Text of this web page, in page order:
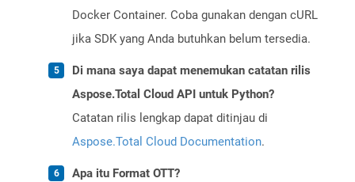
Docker Container. Coba gunakan dengan cURL
jika SDK yang Anda butuhkan belum tersedia.
Di mana saya dapat menemukan catatan rilis
Aspose.Total Cloud API untuk Python?
Catatan rilis lengkap dapat ditinjau di
Aspose.Total Cloud Documentation.
Apa itu Format OTT?